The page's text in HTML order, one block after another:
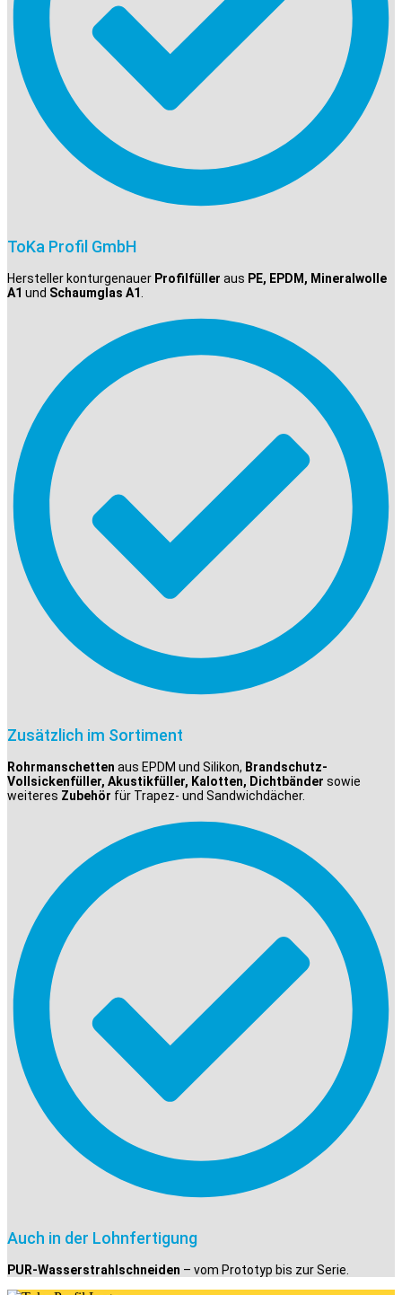
ToKa Profil GmbH
Hersteller konturgenauer Profilfüller aus PE, EPDM, Mineralwolle
A1 und Schaumglas A1
Zusätzlich im Sortiment
Rohrmanschetten aus EPDM und Silikon, Brandschutz-
Vollsickenfüller, Akustikfüller, Kalotten, Dichtbänder sowie
weiteres Zubehör für Trapez- und Sandwichdächer.
Auch in der Lohnfertigung
PUR-Wasserstrahlschneiden – vom Prototyp bis zur Serie.